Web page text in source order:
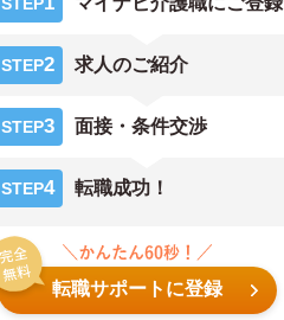
STEP
STEP2 求人のご紹介
STEP3 面接・条件交渉
STEP4 転職成功！
転職サポートに登録